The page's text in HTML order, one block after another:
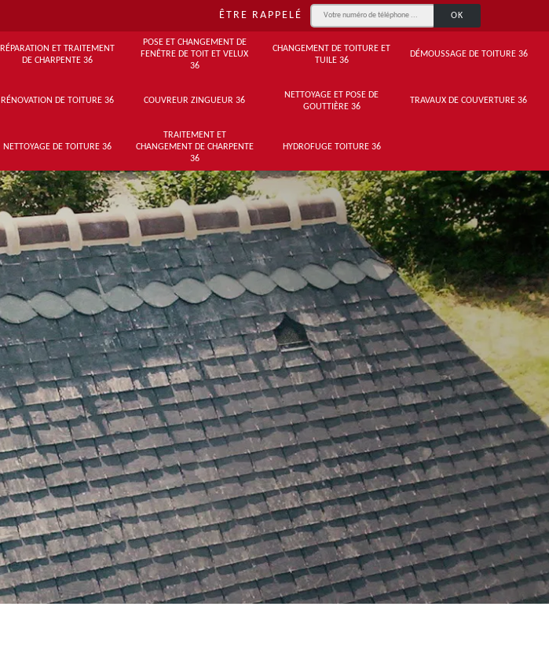
ÊTRE RAPPELÉ
RÉPARATION ET TRAITEMENT
DE CHARPENTE 36
POSE ET CHANGEMENT DE
FENÊTRE DE TOIT ET VELUX
36
CHANGEMENT DE TOITURE ET
TUILE 36
DÉMOUSSAGE DE TOITURE 36
RÉNOVATION DE TOITURE 36 COUVREUR ZINGUEUR 36
NETTOYAGE ET POSE DE
GOUTTIÈRE 36
TRAVAUX DE COUVERTURE 36
NETTOYAGE DE TOITURE 36
TRAITEMENT ET
CHANGEMENT DE CHARPENTE
36
HYDROFUGE TOITURE 36